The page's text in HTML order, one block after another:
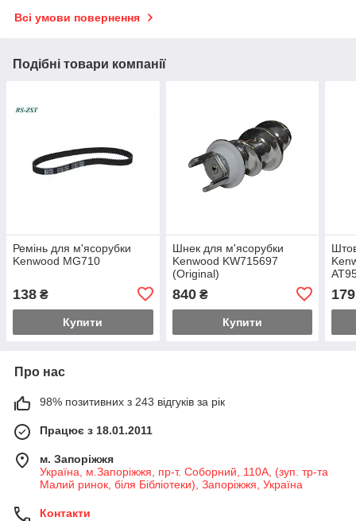
Всі умови повернення
Подібні товари компанії
Ремінь для м'ясорубки
Kenwood MG710
138 ₴
Купити
Шнек для м'ясорубки
Kenwood KW715697
(Original)
840₴
Купити
179
Про нас
98% позитивних з 243 відгуків за рік
Працює з 18.01.2011
м. Запоріжжя
Україна, м.Запоріжжя, пр-т. Соборний, 110А, (зуп. тр-та
Малий ринок, біля Бібліотеки), Запоріжжя, Україна
Контакти